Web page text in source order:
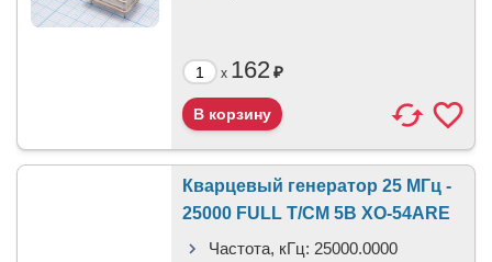
x 162₽
Кварцевый генератор 25 МГц -
25000 FULL T/CM 5В XO-54ARE
Частота, кГц: 25000.0000